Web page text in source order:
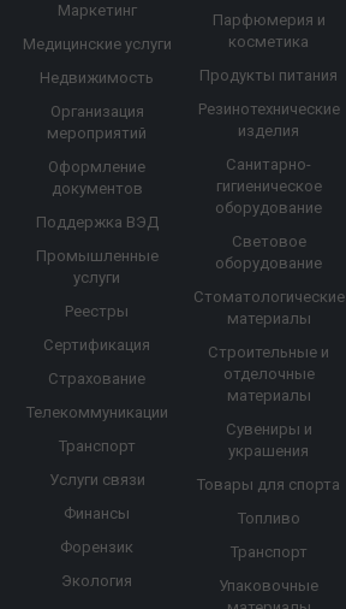
Маркетинг
Медицинские услуги
Недвижимость
Организация
мероприятий
Оформление
документов
Поддержка ВЭД
Промышленные
услуги
Реестры
Сертификация
Страхование
Телекоммуникации
Транспорт
Услуги связи
Финансы
Форензик
Экология
Парфюмерия и
косметика
Продукты питания
Резинотехнические
изделия
Санитарно-
гигиеническое
оборудование
Световое
оборудование
Стоматологические
материалы
Строительные и
отделочные
материалы
Сувениры и
украшения
Товары для спорта
Топливо
Транспорт
Упаковочные